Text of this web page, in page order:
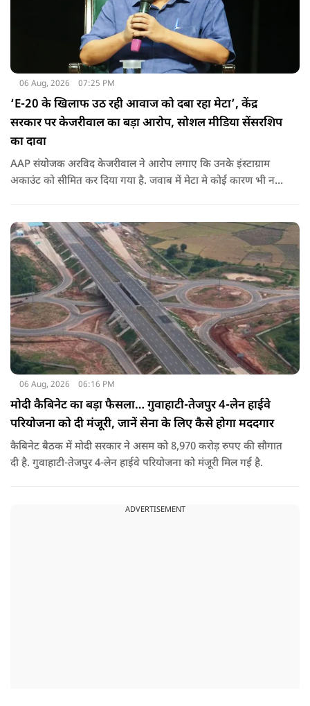
06 Aug, 2026 07:25 PM
‘E-20 के खिलाफ उठ रही आवाज को दबा रहा मेटा’, केंद्र
सरकार पर केजरीवाल का बड़ा आरोप, सोशल मीडिया सेंसरशिप
का दावा
AAP संयोजक अरविद केजरीवाल ने आरोप लगाए कि उनके इंस्टाग्राम
अकाउंट को सीमित कर दिया गया है. जवाब में मेटा मे कोई कारण भी नहीं
06 Aug, 2026 06:16 PM
मोदी कैबिनेट का बड़ा फैसला… गुवाहाटी-तेजपुर 4-लेन हाईवे
परियोजना को दी मंजूरी, जानें सेना के लिए कैसे होगा मददगार
कैबिनेट बैठक में मोदी सरकार ने असम को 8,970 करोड़ रुपए की सौगात
दी है. गुवाहाटी-तेजपुर 4-लेन हाईवे परियोजना को मंजूरी मिल गई है.
ADVERTISEMENT